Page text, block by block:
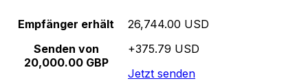
Empfänger erhält
Senden von
20,000.00 GBP
26,744.00 USD
+375.79 USD
Jetzt senden